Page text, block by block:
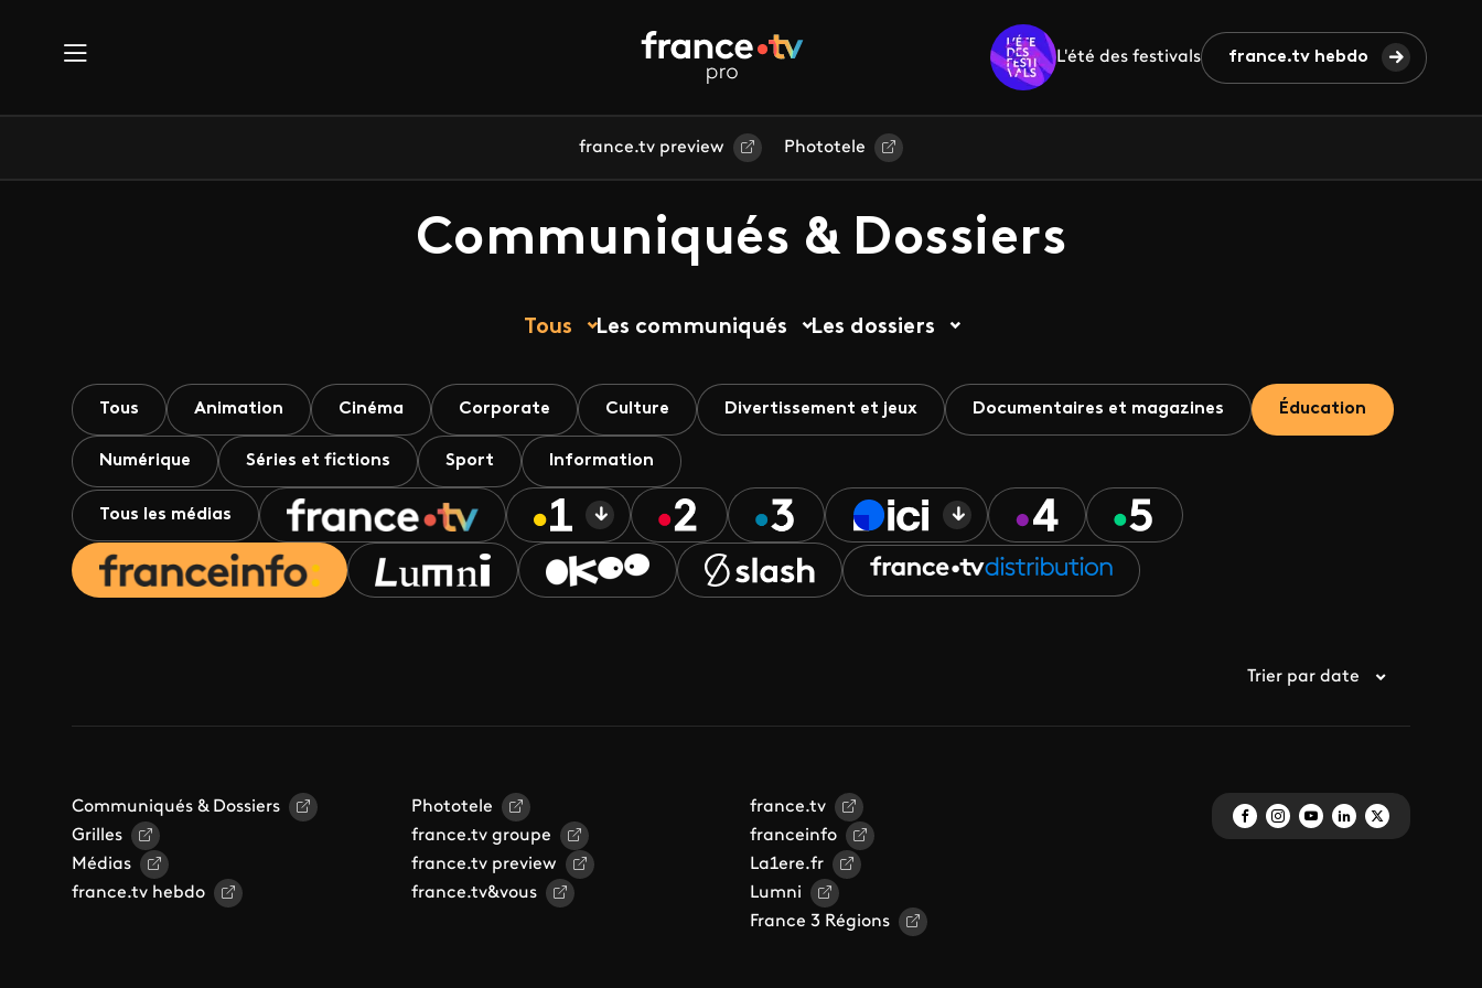
L'été des festivals france.tv hebdo
france.tv preview Phototele
Communiqués & Dossiers
Tous Les communiqués Les dossiers
Tous Animation Cinéma Corporate Culture Divertissement et jeux Documentaires et magazines Éducation
Numérique Séries et fictions Sport Information
Tous les médias
Trier par date
Communiqués & Dossiers
Grilles
Médias
france.tv hebdo
Phototele
france.tv groupe
france.tv preview
france.tv&vous
france.tv
franceinfo
La1ere.fr
Lumni
France 3 Régions